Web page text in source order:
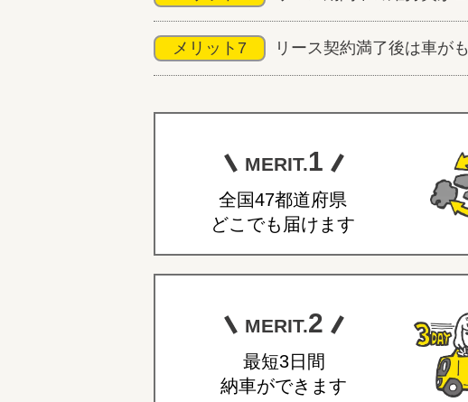
メリット7 リース契約満了後は車が
MERIT.1
全国47都道府県
どこでも届けます
MERIT.2
最短3日間
納車ができます